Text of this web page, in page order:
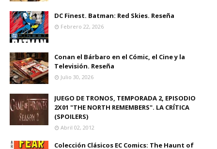
DC Finest. Batman: Red Skies. Reseña
Febrero 22, 2026
Conan el Bárbaro en el Cómic, el Cine y la
Televisión. Reseña
Julio 30, 2026
JUEGO DE TRONOS, TEMPORADA 2, EPISODIO
2X01 "THE NORTH REMEMBERS". LA CRÍTICA
(SPOILERS)
Abril 02, 2012
Colección Clásicos EC Comics: The Haunt of